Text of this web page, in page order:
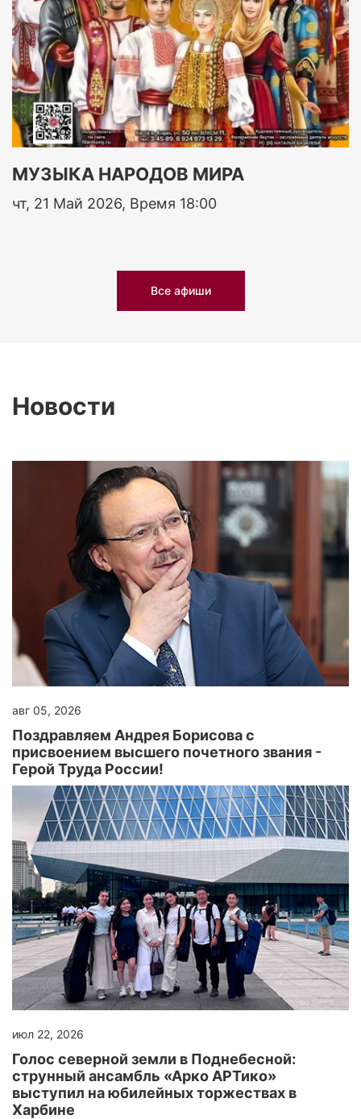
МУЗЫКА НАРОДОВ МИРА
чт, 21 Май 2026, Время 18:00
Все афиши
Новости
авг 05, 2026
Поздравляем Андрея Борисова с
присвоением высшего почетного звания -
Герой Труда России!
июл 22, 2026
Голос северной земли в Поднебесной:
струнный ансамбль «Арко АРТико»
выступил на юбилейных торжествах в
Харбине